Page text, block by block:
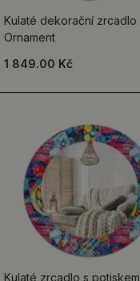
Kulaté dekorační zrcadlo
Ornament
1 849.00 Kč
Kulaté zrcadlo s potiskem